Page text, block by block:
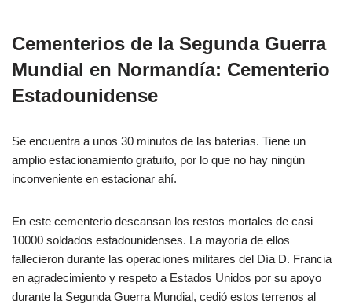
Cementerios de la Segunda Guerra
Mundial en Normandía: Cementerio
Estadounidense
Se encuentra a unos 30 minutos de las baterías. Tiene un
amplio estacionamiento gratuito, por lo que no hay ningún
inconveniente en estacionar ahí.
En este cementerio descansan los restos mortales de casi
10000 soldados estadounidenses. La mayoría de ellos
fallecieron durante las operaciones militares del Día D. Francia
en agradecimiento y respeto a Estados Unidos por su apoyo
durante la Segunda Guerra Mundial, cedió estos terrenos al